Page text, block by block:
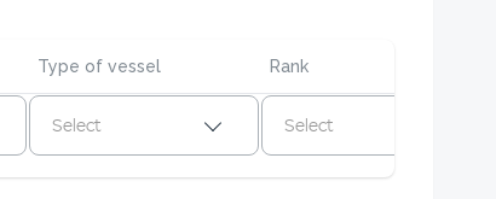
Type of vessel Rank
Select Select